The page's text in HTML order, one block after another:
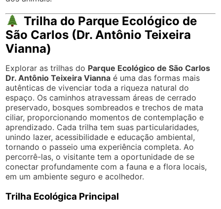
Trilha do Parque Ecológico de
São Carlos (Dr. Antônio Teixeira
Vianna)
Explorar as trilhas do Parque Ecológico de São Carlos
Dr. Antônio Teixeira Vianna é uma das formas mais
autênticas de vivenciar toda a riqueza natural do
espaço. Os caminhos atravessam áreas de cerrado
preservado, bosques sombreados e trechos de mata
ciliar, proporcionando momentos de contemplação e
aprendizado. Cada trilha tem suas particularidades,
unindo lazer, acessibilidade e educação ambiental,
tornando o passeio uma experiência completa. Ao
percorrê-las, o visitante tem a oportunidade de se
conectar profundamente com a fauna e a flora locais,
em um ambiente seguro e acolhedor.
Trilha Ecológica Principal